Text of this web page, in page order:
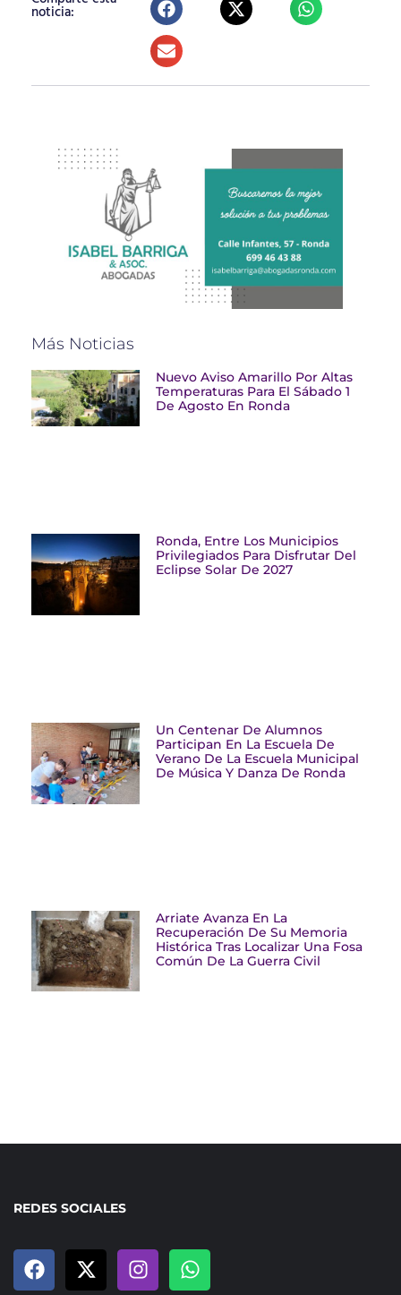
noticia:
Más Noticias
Nuevo Aviso Amarillo Por Altas
Temperaturas Para El Sábado 1
De Agosto En Ronda
Ronda, Entre Los Municipios
Privilegiados Para Disfrutar Del
Eclipse Solar De 2027
Un Centenar De Alumnos
Participan En La Escuela De
Verano De La Escuela Municipal
De Música Y Danza De Ronda
Arriate Avanza En La
Recuperación De Su Memoria
Histórica Tras Localizar Una Fosa
Común De La Guerra Civil
REDES SOCIALES